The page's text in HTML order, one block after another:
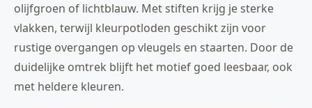
olijfgroen of lichtblauw. Met stiften krijg je sterke
vlakken, terwijl kleurpotloden geschikt zijn voor
rustige overgangen op vleugels en staarten. Door de
duidelijke omtrek blijft het motief goed leesbaar, ook
met heldere kleuren.